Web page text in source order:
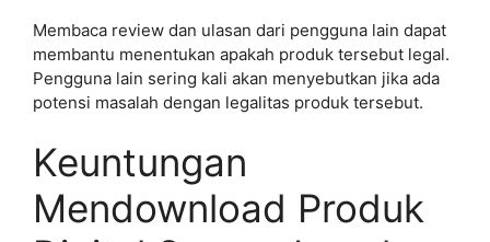
Membaca review dan ulasan dari pengguna lain dapat
membantu menentukan apakah produk tersebut legal.
Pengguna lain sering kali akan menyebutkan jika ada
potensi masalah dengan legalitas produk tersebut.
Keuntungan
Mendownload Produk